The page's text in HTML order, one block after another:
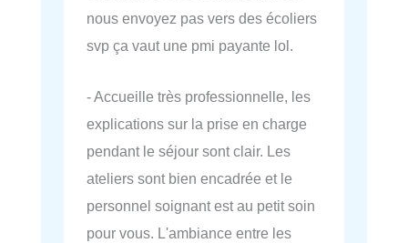
nous envoyez pas vers des écoliers
svp ça vaut une pmi payante lol.
- Accueille très professionnelle, les
explications sur la prise en charge
pendant le séjour sont clair. Les
ateliers sont bien encadrée et le
personnel soignant est au petit soin
pour vous. L'ambiance entre les